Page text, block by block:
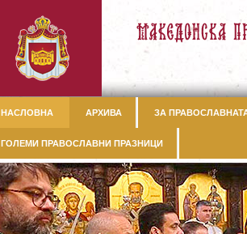
НАСЛОВНА АРХИВА ЗА
ГОЛЕМИ ПРАВОСЛАВНИ ПРАЗНИЦИ